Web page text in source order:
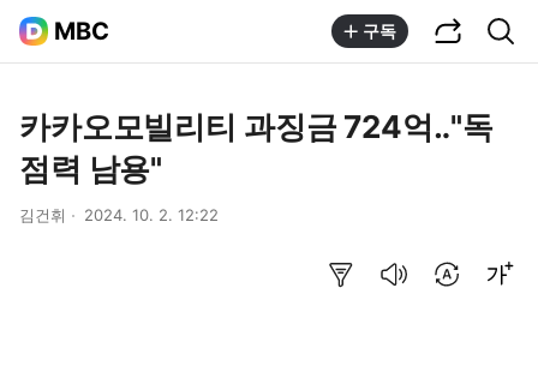
MBC 구독
카카오모빌리티 과징금 724억‥"독
점력 남용"
김건휘 2024. 10. 2. 12:22